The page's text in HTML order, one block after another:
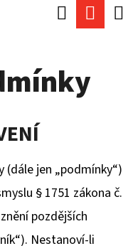
Hledat
jen „podmínky“)
§ 1751 zákona č.
pozdějších
Nestanoví-li